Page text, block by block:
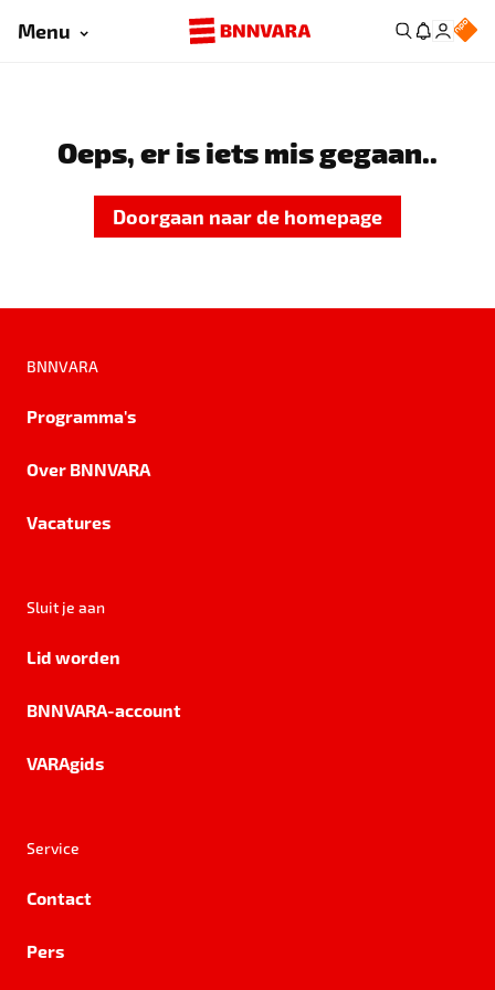
Menu
Oeps, er is iets mis gegaan..
Doorgaan naar de homepage
BNNVARA
Programma's
Over BNNVARA
Vacatures
Sluit je aan
Lid worden
BNNVARA-account
VARAgids
Service
Contact
Pers